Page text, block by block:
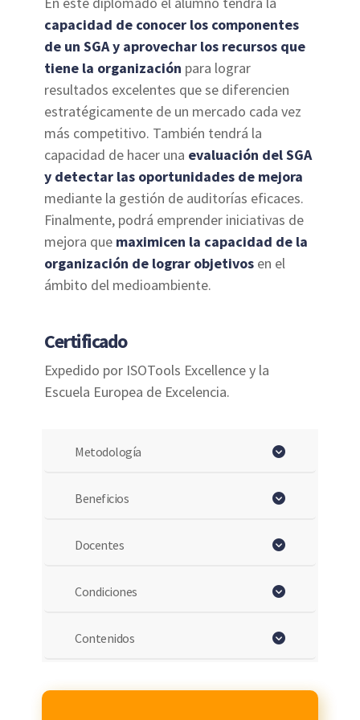
capacidad de conocer los componentes
de un SGA y aprovechar los recursos que
tiene la organización para lograr
resultados excelentes que se diferencien
estratégicamente de un mercado cada vez
más competitivo. También tendrá la
capacidad de hacer una evaluación del SGA
y detectar las oportunidades de mejora
mediante la gestión de auditorías eficaces.
Finalmente, podrá emprender iniciativas de
mejora que maximicen la capacidad de la
organización de lograr objetivos en el
ámbito del medioambiente.
Certificado
Expedido por ISOTools Excellence y la
Escuela Europea de Excelencia.
Metodología
Beneficios
Docentes
Condiciones
Contenidos